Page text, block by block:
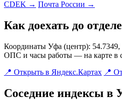
CDEK → Почта России →
Как доехать до
Координаты Уфа (центр):
ОПС и часы работы — на карте в
📍 Открыть в Яндекс.Картах 📍
Соседние индексы в